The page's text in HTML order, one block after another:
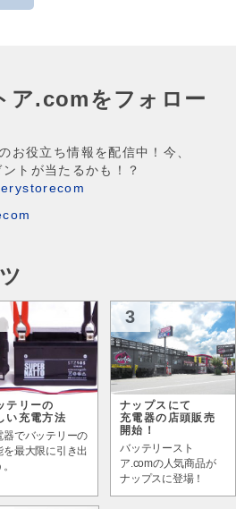
ア.comをフォロー
お役立ち情報を配信中！今、
トが当たるかも！？
テリーの
い充電方法
器でバッテリーの
を最大限に引き出
3
ナップスにて
充電器の店頭販売
開始！
バッテリースト
ア.comの人気商品が
ナップスに登場！